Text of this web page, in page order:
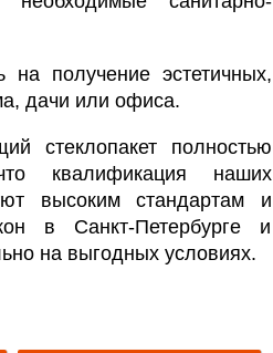
получение эстетичных,
дачи или офиса.
стеклопакет полностью
квалификация наших
высоким стандартам и
в Санкт-Петербурге и
на выгодных условиях.